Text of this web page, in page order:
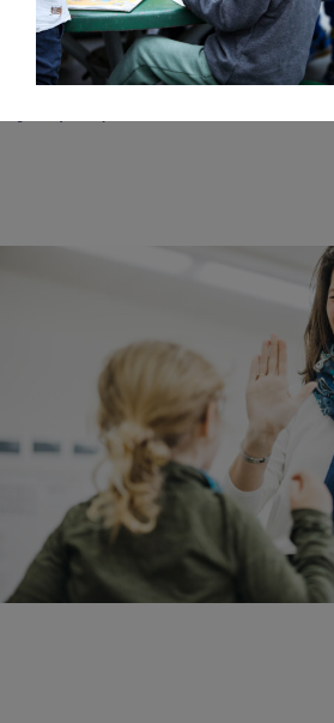
cours de l’année scolaire
ait encore beaucoup de
toujours…), nous sommes